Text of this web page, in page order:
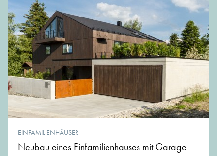
EINFAMILIENHÄUSER
Neubau eines Einfamilienhauses mit Garage